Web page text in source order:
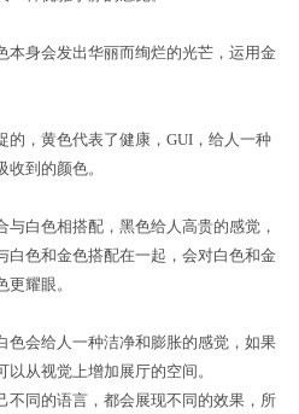
身会发出华丽而绚烂的光芒，运用金
，黄色代表了健康，GUI，给人一种
到的颜色。
白色相搭配，黑色给人高贵的感觉，
白色和金色搭配在一起，会对白色和金
耀眼。
会给人一种洁净和膨胀的感觉，如果
从视觉上增加展厅的空间。
同的语言，都会展现不同的效果，所